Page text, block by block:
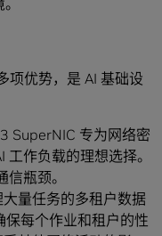
项优势，是 AI 基础设
SuperNIC 专为网络密
作负载的理想选择。
瓶颈。
量任务的多租户数据
每个作业和租户的性